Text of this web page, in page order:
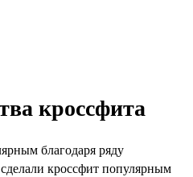
кроссфита
благодаря ряду
кроссфит популярным